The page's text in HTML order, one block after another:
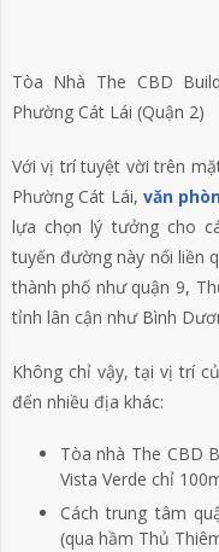
Tòa Nhà The CBD
Phường Cát Lái (Quận 2)
Với vị trí tuyệt vời trên
Phường Cát Lái, văn
lựa chọn lý tưởng cho
tuyến đường này nối liền
thành phố như quận 9,
tỉnh lân cận như Bình
Không chỉ vậy, tại vị trí
đến nhiều địa khác:
Tòa nhà The CBD
Vista Verde chỉ
Cách trung tâm
(qua hầm Thủ